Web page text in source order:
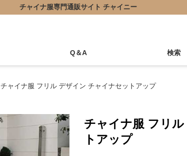
チャイナ服専門通販サイト チャイニー
Q＆A 検索
チャイナ服 フリル デザイン チャイナセットアップ
チャイナ服 フリ
トアップ